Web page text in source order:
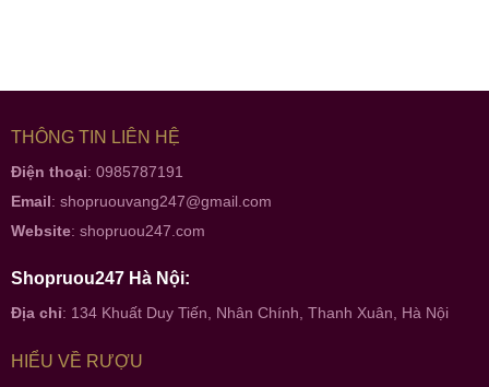
THÔNG TIN LIÊN HỆ
Điện thoại: 0985787191
Email: shopruouvang247@gmail.com
Website: shopruou247.com
Shopruou247 Hà Nội:
Địa chỉ: 134 Khuất Duy Tiến, Nhân Chính, Thanh Xuân, Hà Nội
HIỂU VỀ RƯỢU